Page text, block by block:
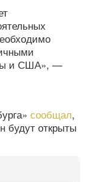
и США», —
сообщал,
будут открыты